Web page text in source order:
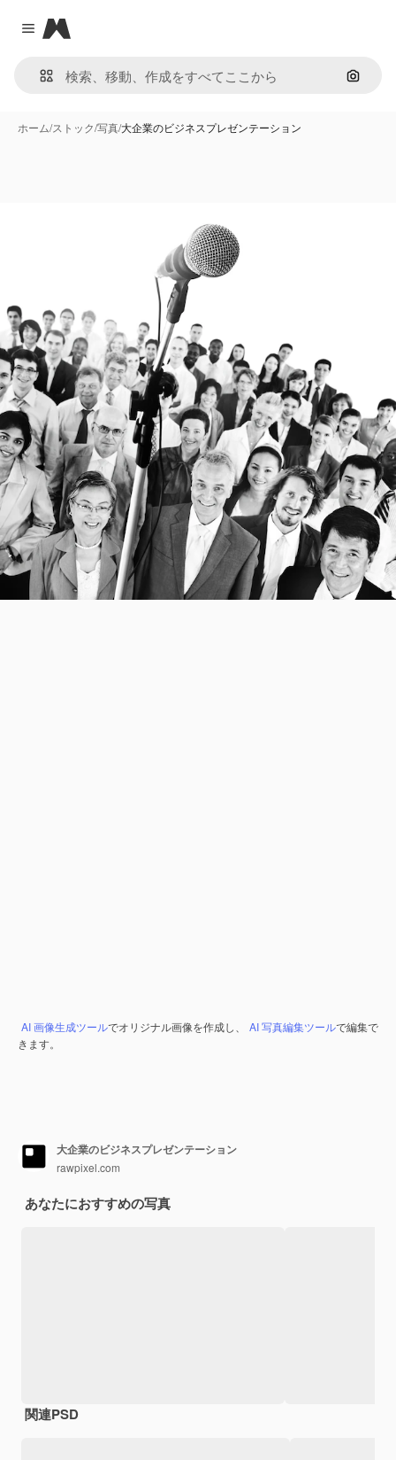
Close menu
Magnific
画像で
ホーム/ストック/写真/大企業のビジネスプレゼンテーション
AI 画像生成ツールでオリジナル画像を作成し、 AI 写真編集ツールで編集で
きます。
大企業のビジネスプレゼンテーション
rawpixel.com
あなたにおすすめの写真
関連PSD